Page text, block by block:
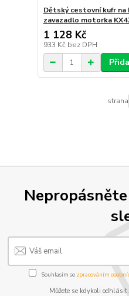
Dětský cestovní kufr na
zavazadlo motorka
1 128 Kč
933 Kč bez DPH
strana
Souhlasím se zpracováním
Můžete se kdykoli